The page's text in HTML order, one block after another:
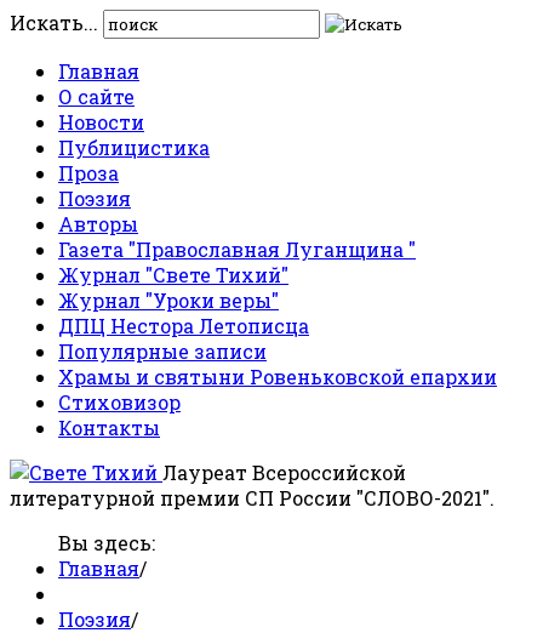
Искать...
Главная
О сайте
Новости
Публицистика
Проза
Поэзия
Авторы
Газета "Православная Луганщина "
Журнал "Свете Тихий"
Журнал "Уроки веры"
ДПЦ Нестора Летописца
Популярные записи
Храмы и святыни Ровеньковской епархии
Стиховизор
Контакты
Лауреат Всероссийской
литературной премии СП России "СЛОВО-2021".
Вы здесь:
Главная/
Поэзия/